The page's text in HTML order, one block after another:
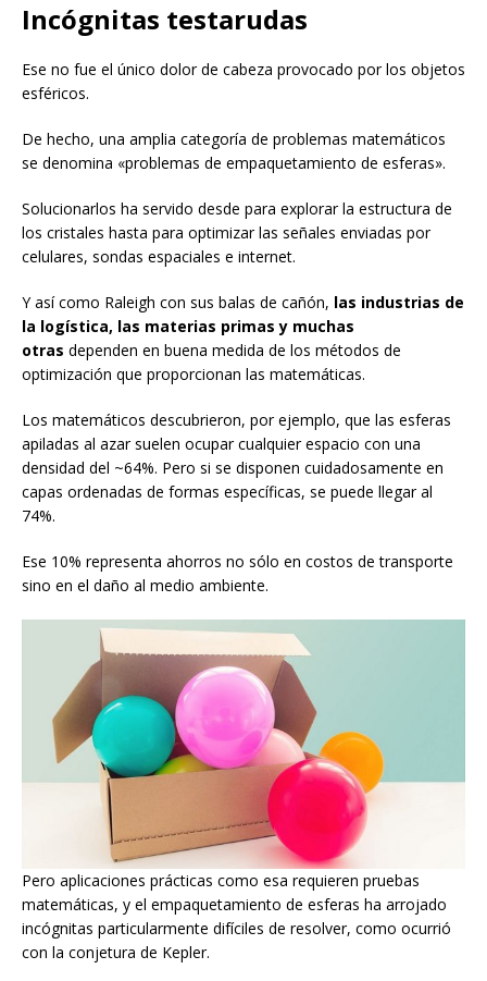
Incógnitas testarudas
Ese no fue el único dolor de cabeza provocado por los objetos
esféricos.
De hecho, una amplia categoría de problemas matemáticos
se denomina «problemas de empaquetamiento de esferas».
Solucionarlos ha servido desde para explorar la estructura de
los cristales hasta para optimizar las señales enviadas por
celulares, sondas espaciales e internet.
Y así como Raleigh con sus balas de cañón, las industrias de
la logística, las materias primas y muchas
otras dependen en buena medida de los métodos de
optimización que proporcionan las matemáticas.
Los matemáticos descubrieron, por ejemplo, que las esferas
apiladas al azar suelen ocupar cualquier espacio con una
densidad del ~64%. Pero si se disponen cuidadosamente en
capas ordenadas de formas específicas, se puede llegar al
74%.
Ese 10% representa ahorros no sólo en costos de transporte
sino en el daño al medio ambiente.
Pero aplicaciones prácticas como esa requieren pruebas
matemáticas, y el empaquetamiento de esferas ha arrojado
incógnitas particularmente difíciles de resolver, como ocurrió
con la conjetura de Kepler.